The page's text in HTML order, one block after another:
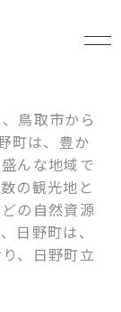
鳥取市から
町は、豊か
んな地域で
の観光地と
の自然資源
日野町は、
、日野町立